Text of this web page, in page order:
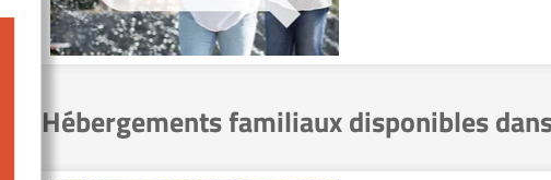
Hébergements familiaux disponibles